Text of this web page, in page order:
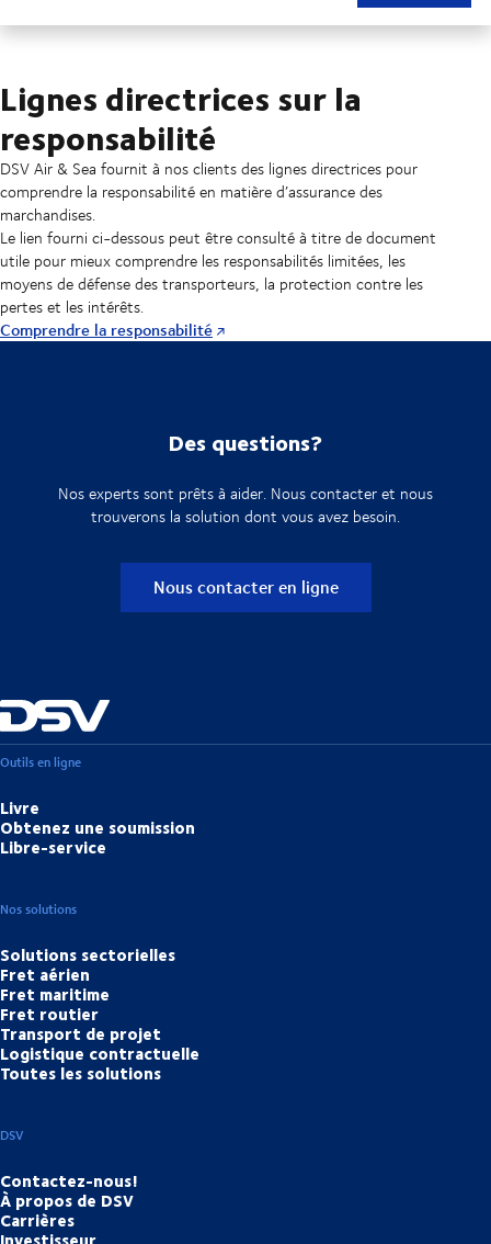
Lignes directrices sur la
responsabilité
DSV Air & Sea fournit à nos clients des lignes directrices pour
comprendre la responsabilité en matière d’assurance des
marchandises.
Le lien fourni ci-dessous peut être consulté à titre de document
utile pour mieux comprendre les responsabilités limitées, les
moyens de défense des transporteurs, la protection contre les
pertes et les intérêts.
Comprendre la responsabilité
Des questions?
Nos experts sont prêts à aider. Nous contacter et nous
trouverons la solution dont vous avez besoin.
Nous contacter en ligne
Outils en ligne
Livre
Obtenez une soumission
Libre-service
Nos solutions
Solutions sectorielles
Fret aérien
Fret maritime
Fret routier
Transport de projet
Logistique contractuelle
Toutes les solutions
DSV
Contactez-nous!
À propos de DSV
Carrières